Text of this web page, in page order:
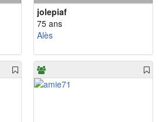
jolepiaf
75 ans
Alès